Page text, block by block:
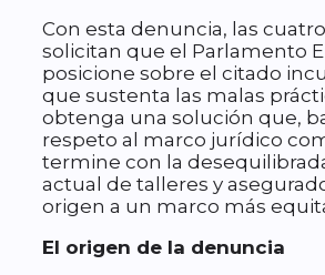
Con esta denuncia, las
solicitan que el Parlamento
posicione sobre el citado
que sustenta las malas
obtenga una solución que,
respeto al marco jurídico
termine con la
actual de talleres y
origen a un marco más
El origen de la denuncia